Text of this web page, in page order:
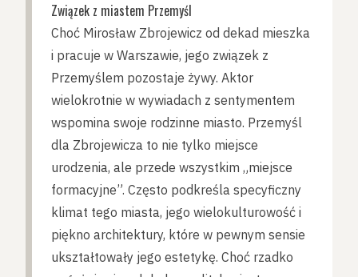
Związek z miastem Przemyśl
Choć Mirosław Zbrojewicz od dekad mieszka
i pracuje w Warszawie, jego związek z
Przemyślem pozostaje żywy. Aktor
wielokrotnie w wywiadach z sentymentem
wspomina swoje rodzinne miasto. Przemyśl
dla Zbrojewicza to nie tylko miejsce
urodzenia, ale przede wszystkim „miejsce
formacyjne”. Często podkreśla specyficzny
klimat tego miasta, jego wielokulturowość i
piękno architektury, które w pewnym sensie
ukształtowały jego estetykę. Choć rzadko